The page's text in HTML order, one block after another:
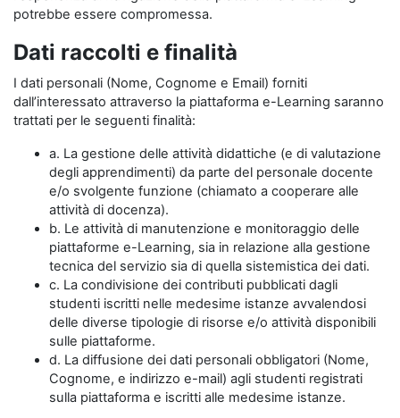
potrebbe essere compromessa.
Dati raccolti e finalità
I dati personali (Nome, Cognome e Email) forniti
dall’interessato attraverso la piattaforma e-Learning saranno
trattati per le seguenti finalità:
a. La gestione delle attività didattiche (e di valutazione
degli apprendimenti) da parte del personale docente
e/o svolgente funzione (chiamato a cooperare alle
attività di docenza).
b. Le attività di manutenzione e monitoraggio delle
piattaforme e-Learning, sia in relazione alla gestione
tecnica del servizio sia di quella sistemistica dei dati.
c. La condivisione dei contributi pubblicati dagli
studenti iscritti nelle medesime istanze avvalendosi
delle diverse tipologie di risorse e/o attività disponibili
sulle piattaforme.
d. La diffusione dei dati personali obbligatori (Nome,
Cognome, e indirizzo e-mail) agli studenti registrati
sulla piattaforma e iscritti alle medesime istanze.